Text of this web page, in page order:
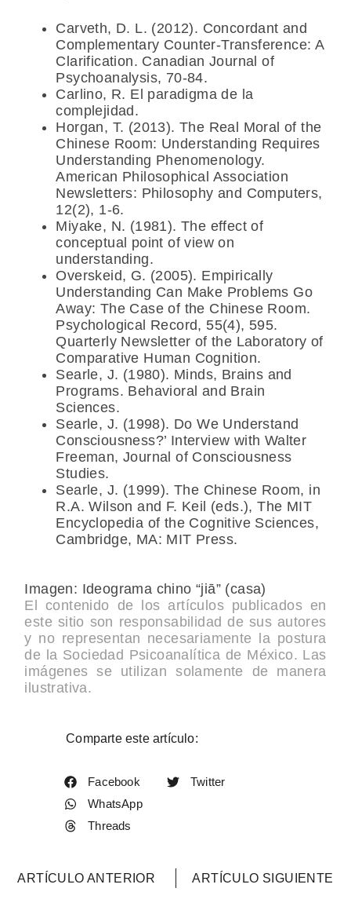
Carveth, D. L. (2012). Concordant and
Complementary Counter-Transference: A
Clarification. Canadian Journal of
Psychoanalysis, 70-84.
Carlino, R. El paradigma de la
complejidad.
Horgan, T. (2013). The Real Moral of the
Chinese Room: Understanding Requires
Understanding Phenomenology.
American Philosophical Association
Newsletters: Philosophy and Computers,
12(2), 1-6.
Miyake, N. (1981). The effect of
conceptual point of view on
understanding.
Overskeid, G. (2005). Empirically
Understanding Can Make Problems Go
Away: The Case of the Chinese Room.
Psychological Record, 55(4), 595.
Quarterly Newsletter of the Laboratory of
Comparative Human Cognition.
Searle, J. (1980). Minds, Brains and
Programs. Behavioral and Brain
Sciences.
Searle, J. (1998). Do We Understand
Consciousness?’ Interview with Walter
Freeman, Journal of Consciousness
Studies.
Searle, J. (1999). The Chinese Room, in
R.A. Wilson and F. Keil (eds.), The MIT
Encyclopedia of the Cognitive Sciences,
Cambridge, MA: MIT Press.
Imagen: Ideograma chino “jiā” (casa)
El contenido de los artículos publicados en
este sitio son responsabilidad de sus autores
y no representan necesariamente la postura
de la Sociedad Psicoanalítica de México. Las
imágenes se utilizan solamente de manera
ilustrativa.
Comparte este artículo:
Facebook
Twitter
WhatsApp
Threads
ARTÍCULO ANTERIOR ARTÍCULO SIGUIENTE